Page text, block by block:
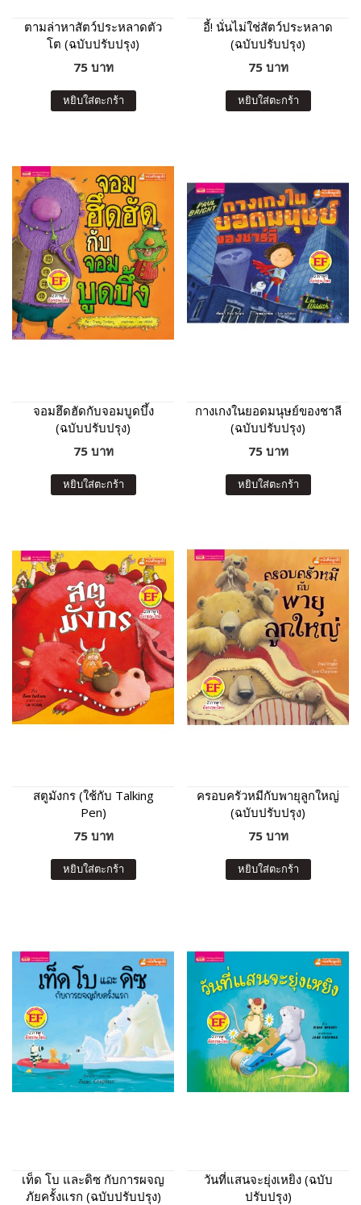
ตามล่าหาสัตว์ประหลาดตัว
โต (ฉบับปรับปรุง)
75 บาท
หยิบใส่ตะกร้า
อี้! นั่นไม่ใช่สัตว์ประหลาด
(ฉบับปรับปรุง)
75 บาท
หยิบใส่ตะกร้า
จอมฮึดฮัดกับจอมบูดบึ้ง
(ฉบับปรับปรุง)
75 บาท
หยิบใส่ตะกร้า
กางเกงในยอดมนุษย์ของชาลี
(ฉบับปรับปรุง)
75 บาท
หยิบใส่ตะกร้า
สตูมังกร (ใช้กับ Talking
Pen)
75 บาท
หยิบใส่ตะกร้า
ครอบครัวหมีกับพายุลูกใหญ่
(ฉบับปรับปรุง)
75 บาท
หยิบใส่ตะกร้า
เท็ด โบ และดิซ กับการผจญ
ภัยครั้งแรก (ฉบับปรับปรุง)
วันที่แสนจะยุ่งเหยิง (ฉบับ
ปรับปรุง)